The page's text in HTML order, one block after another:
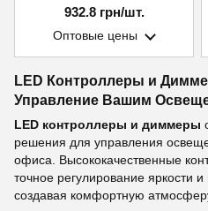
932.8 грн/шт.
Оптовые цены
LED Контроллеры и
Управление Вашим
LED контроллеры и диммеры
решения для управления
офиса. Высококачественные
точное регулирование яркости
создавая комфортную